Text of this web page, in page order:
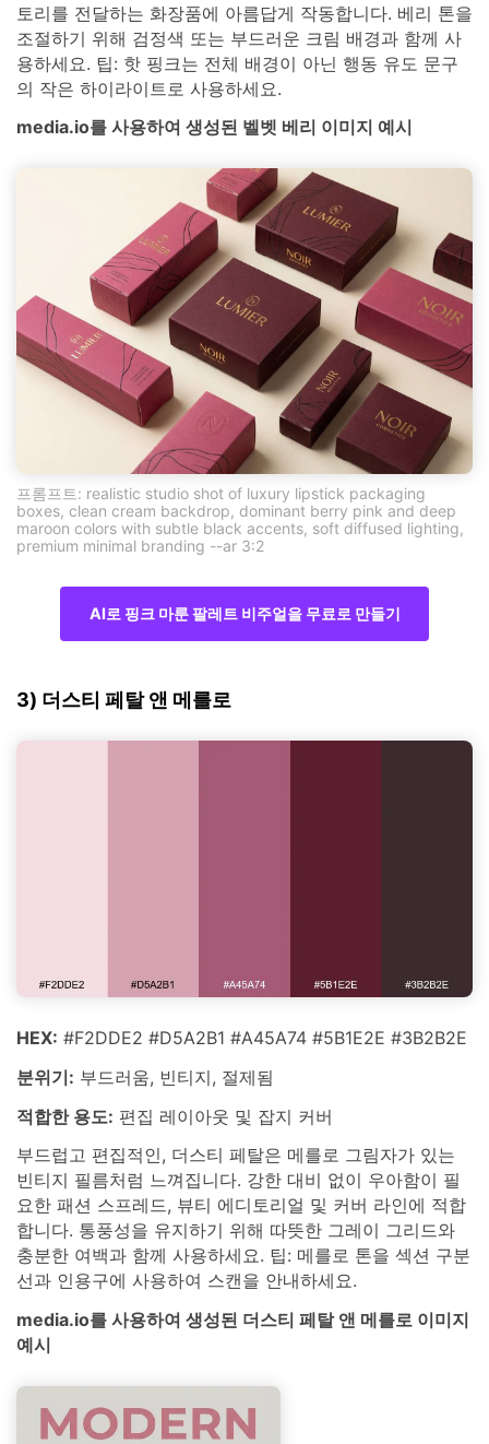
토리를 전달하는 화장품에 아름답게 작동합니다. 베리 톤을
조절하기 위해 검정색 또는 부드러운 크림 배경과 함께 사
용하세요. 팁: 핫 핑크는 전체 배경이 아닌 행동 유도 문구
의 작은 하이라이트로 사용하세요.
media.io를 사용하여 생성된 벨벳 베리 이미지 예시
프롬프트: realistic studio shot of luxury lipstick packaging
boxes, clean cream backdrop, dominant berry pink and deep
maroon colors with subtle black accents, soft diffused lighting,
premium minimal branding --ar 3:2
AI로 핑크 마룬 팔레트 비주얼을 무료로 만들기
3) 더스티 페탈 앤 메를로
HEX: #F2DDE2 #D5A2B1 #A45A74 #5B1E2E #3B2B2E
분위기: 부드러움, 빈티지, 절제됨
적합한 용도: 편집 레이아웃 및 잡지 커버
부드럽고 편집적인, 더스티 페탈은 메를로 그림자가 있는
빈티지 필름처럼 느껴집니다. 강한 대비 없이 우아함이 필
요한 패션 스프레드, 뷰티 에디토리얼 및 커버 라인에 적합
합니다. 통풍성을 유지하기 위해 따뜻한 그레이 그리드와
충분한 여백과 함께 사용하세요. 팁: 메를로 톤을 섹션 구분
선과 인용구에 사용하여 스캔을 안내하세요.
media.io를 사용하여 생성된 더스티 페탈 앤 메를로 이미지
예시